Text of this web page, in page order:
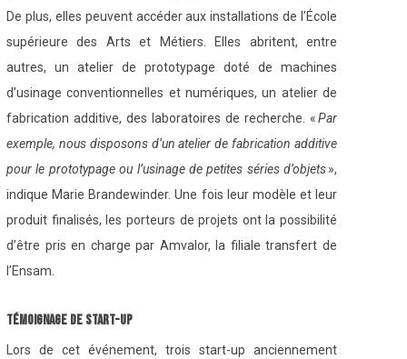
De plus, elles peuvent accéder aux installations de l’École
supérieure des Arts et Métiers. Elles abritent, entre
autres, un atelier de prototypage doté de machines
d’usinage conventionnelles et numériques, un atelier de
fabrication additive, des laboratoires de recherche. «Par
exemple, nous disposons d’un atelier de fabrication additive
pour le prototypage ou l’usinage de petites séries d’objets»,
indique Marie Brandewinder. Une fois leur modèle et leur
produit finalisés, les porteurs de projets ont la possibilité
d’être pris en charge par Amvalor, la filiale transfert de
l’Ensam.
Témoignage de start-up
Lors de cet événement, trois start-up anciennement